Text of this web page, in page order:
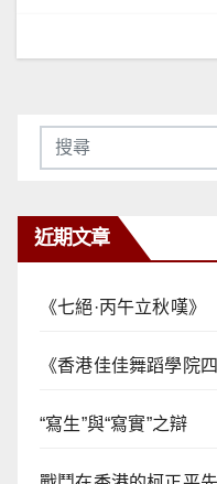
近期文章
《七絕·丙午立秋嘆》
《香港佳佳舞蹈學院
“寫生”與“寫實”之辯